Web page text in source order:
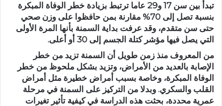
تبدأ بين سن 17 و29 عاما ترتبط بزيادة خطر الوفاة المبكرة
بنسبة تصل إلى 70% مقارنة بمن حافظوا على وزن صحي
حتى سن متقدم، وقد عرفت بداية السمنة بأنها المرة الأولى
التي يصل فيها مؤشر كتلة الجسم إلى 30 أو أعلى.
من المعروف منذ زمن طويل أن السمنة تزيد من خطر
الإصابة بالعديد من الأمراض، وتزيد بشكل ملحوظ من خطر
الوفاة المبكرة، وخاصة بسبب أمراض خطيرة مثل أمراض
القلب والسكري. وبدلا من التركيز على السمنة في مرحلة
عمرية محددة، بحثت هذه الدراسة في كيفية تأثير تغيرات